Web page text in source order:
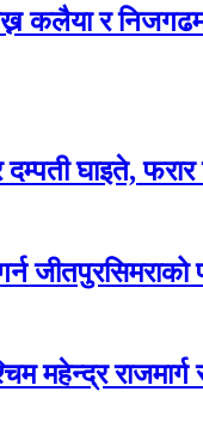
कलैया र
घाइते, फरार
महेन्द्र राजमार्ग